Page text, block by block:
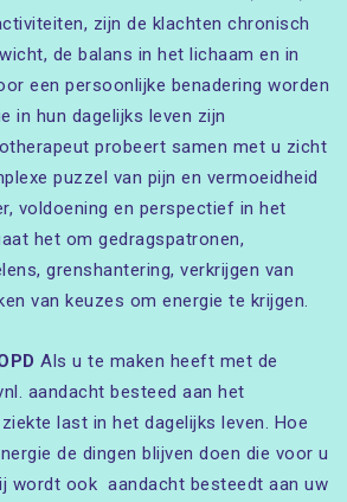
zijn de klachten chronisch
de balans in het lichaam en in
een persoonlijke benadering worden
in hun dagelijks leven zijn
probeert samen met u zicht
puzzel van pijn en vermoeidheid
voldoening en perspectief in het
het om gedragspatronen,
grenshantering, verkrijgen van
van keuzes om energie te krijgen.
Als u te maken heeft met de
aandacht besteed aan het
last in het dagelijks leven. Hoe
de dingen blijven doen die voor u
wordt ook aandacht besteedt aan uw